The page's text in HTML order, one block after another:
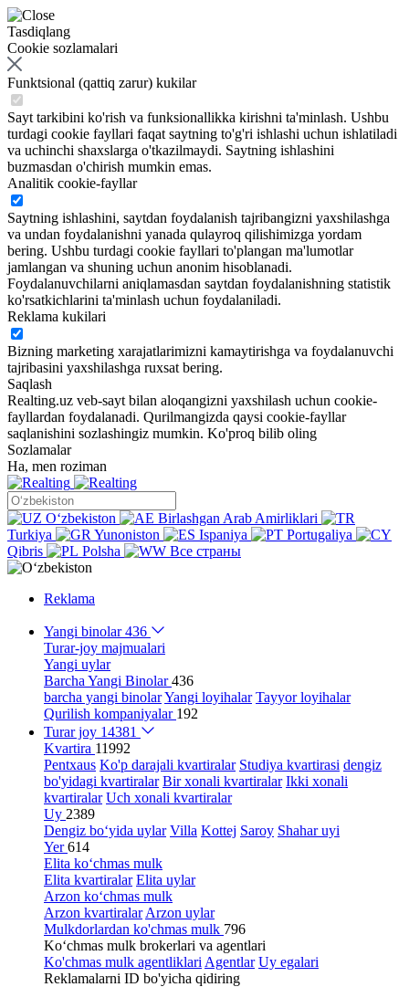
Tasdiqlang
Cookie sozlamalari
Funktsional (qattiq zarur) kukilar
Sayt tarkibini ko'rish va funksionallikka kirishni ta'minlash. Ushbu
turdagi cookie fayllari faqat saytning to'g'ri ishlashi uchun ishlatiladi
va uchinchi shaxslarga o'tkazilmaydi. Saytning ishlashini
buzmasdan o'chirish mumkin emas.
Analitik cookie-fayllar
Saytning ishlashini, saytdan foydalanish tajribangizni yaxshilashga
va undan foydalanishni yanada qulayroq qilishimizga yordam
bering. Ushbu turdagi cookie fayllari to'plangan ma'lumotlar
jamlangan va shuning uchun anonim hisoblanadi.
Foydalanuvchilarni aniqlamasdan saytdan foydalanishning statistik
ko'rsatkichlarini ta'minlash uchun foydalaniladi.
Reklama kukilari
Bizning marketing xarajatlarimizni kamaytirishga va foydalanuvchi
tajribasini yaxshilashga ruxsat bering.
Saqlash
Realting.uz veb-sayt bilan aloqangizni yaxshilash uchun cookie-
fayllardan foydalanadi. Qurilmangizda qaysi cookie-fayllar
saqlanishini sozlashingiz mumkin. Ko'proq bilib oling
Sozlamalar
Ha, men roziman
Oʻzbekiston
Birlashgan Arab Amirliklari
Turkiya
Yunoniston Ispaniya
Portugaliya
Qibris
Polsha Все страны
Reklama
Yangi binolar436
Turar-joy majmualari
Yangi uylar
Barcha Yangi Binolar436
barcha yangi binolarYangi loyihalar Tayyor loyihalar
Qurilish kompaniyalar 192
Turar joy 14381
Kvartira 11992
Pentxaus Ko'p darajali kvartiralar Studiya kvartirasi dengiz
bo'yidagi kvartiralar Bir xonali kvartiralar Ikki xonali
kvartiralar Uch xonali kvartiralar
Uy 2389
Dengiz bo‘yida uylar Villa Kottej Saroy Shahar uyi
Yer614
Elita ko‘chmas mulk
Elita kvartiralar Elita uylar
Arzon ko‘chmas mulk
Arzon kvartiralar Arzon uylar
Mulkdorlardan ko'chmas mulk 796
Ko‘chmas mulk brokerlari va agentlari
Ko'chmas mulk agentliklari Agentlar Uy egalari
Reklamalarni ID bo'yicha qidiring